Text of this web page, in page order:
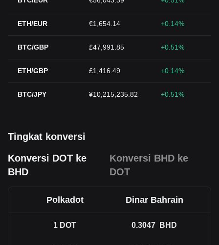
ETH/EUR €1,654.14 +0.14%
BTC/GBP £47,991.85 +0.51%
ETH/GBP £1,416.49 +0.14%
BTC/JPY ¥10,215,235.82 +0.51%
Tingkat konversi
Konversi DOT ke
BHD
Konversi BHD ke
DOT
Polkadot Dinar Bahrain
1 DOT 0.3047 BHD